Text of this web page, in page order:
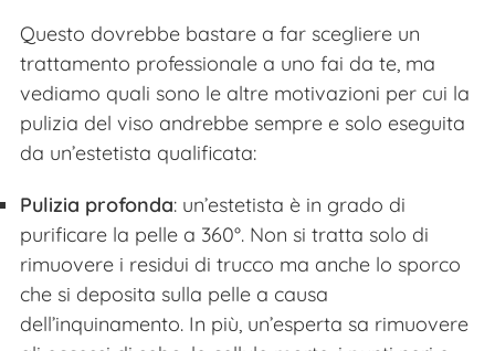
Questo dovrebbe bastare a far scegliere un
trattamento professionale a uno fai da te, ma
vediamo quali sono le altre motivazioni per cui la
pulizia del viso andrebbe sempre e solo eseguita
da un’estetista qualificata:
Pulizia profonda: un’estetista è in grado di
purificare la pelle a 360°. Non si tratta solo di
rimuovere i residui di trucco ma anche lo sporco
che si deposita sulla pelle a causa
dell’inquinamento. In più, un’esperta sa rimuovere